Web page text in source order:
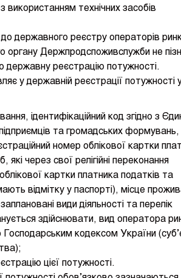
використанням технічних засобів
державного реєстру операторів
органу Держпродспоживслужби не
державну реєстрацію потужності.
у державній реєстрації потужності
ідентифікаційний код згідно з
та громадських формувань,
номер облікової картки
через свої релігійні переконання
картки платника податків та
відмітку у паспорті), місце
види діяльності та перелік
здійснювати, вид оператора
Господарським кодексом України
цієї потужності.